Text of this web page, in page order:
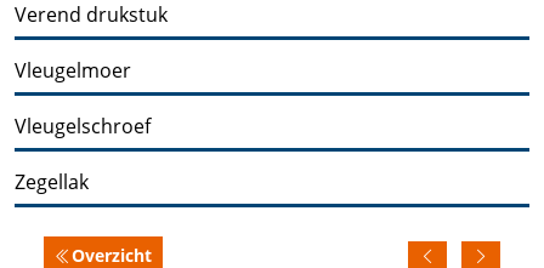
Verend drukstuk
Vleugelmoer
Vleugelschroef
Zegellak
Overzicht